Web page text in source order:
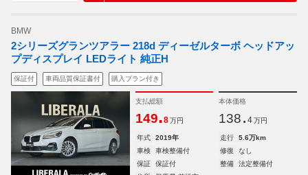
BMW
2シリーズグランツアラー 218d ディーゼルターボ ヘッドアッ
プディスプレイ LEDライト 純正H
保証付 車両品質保証書付 購入プラン付き
支払総額
149.8 万円
本体価格
138. 4 万円
年式 2019年 走行
5.6万km
車検
車検整備付 修復
なし
保証
保証付 整備
法定整備付